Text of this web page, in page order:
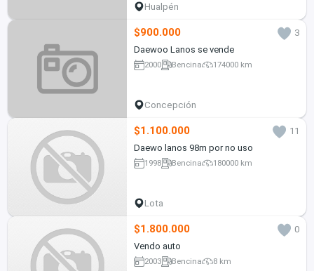
Hualpén
$900.000
3
Daewoo Lanos se vende
2000 Bencina 174000 km
Concepción
$1.100.000
11
Daewo lanos 98m por no uso
1998 Bencina 180000 km
Lota
$1.800.000
0
Vendo auto
2003 Bencina 8 km